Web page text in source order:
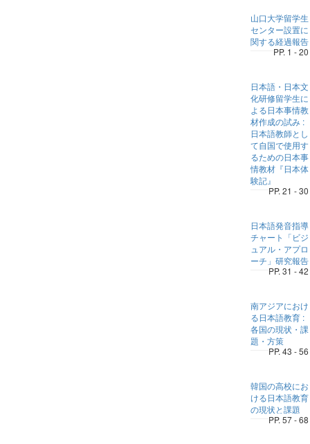
山口大学留学生
センター設置に
関する経過報告
PP. 1 - 20
日本語・日本文
化研修留学生に
よる日本事情教
材作成の試み :
日本語教師とし
て自国で使用す
るための日本事
情教材『日本体
験記』
PP. 21 - 30
日本語発音指導
チャート「ビジ
ュアル・アプロ
ーチ」研究報告
PP. 31 - 42
南アジアにおけ
る日本語教育 :
各国の現状・課
題・方策
PP. 43 - 56
韓国の高校にお
ける日本語教育
の現状と課題
PP. 57 - 68